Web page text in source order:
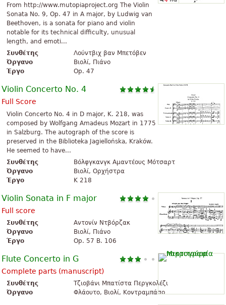
From http://www.mutopiaproject.org The Violin
Sonata No. 9, Op. 47 in A major, by Ludwig van
Beethoven, is a sonata for piano and violin
notable for its technical difficulty, unusual
length, and emoti...
Συνθέτης
Λούντβιχ βαν Μπετόβεν
Όργανο
Βιολί, Πιάνο
Έργο
Op. 47
Violin Concerto No. 4
Full Score
Violin Concerto No. 4 in D major, K. 218, was
composed by Wolfgang Amadeus Mozart in 1775
in Salzburg. The autograph of the score is
preserved in the Biblioteka Jagiellońska, Kraków.
He seemed to have...
Συνθέτης
Βόλφγκανγκ Αμαντέους Μότσαρτ
Όργανο
Βιολί, Ορχήστρα
Έργο
K 218
Violin Sonata in F major
Full score
Συνθέτης
Αντονίν Ντβόρζακ
Όργανο
Βιολί, Πιάνο
Έργο
Op. 57 B. 106
Flute Concerto in G
Complete parts (manuscript)
Συνθέτης
Τζιοβάνι Μπατίστα Περγκολέζι
Όργανο
Φλάουτο, Βιολί, Κοντραμπάσο